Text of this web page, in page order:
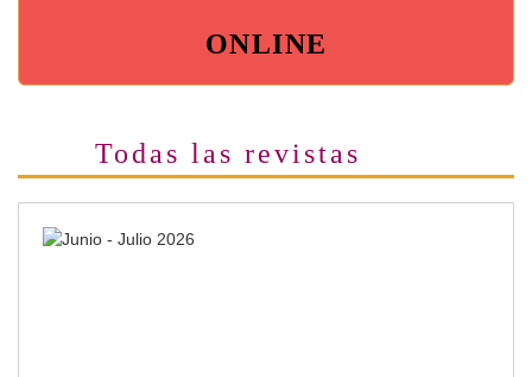
ONLINE
Todas las revistas